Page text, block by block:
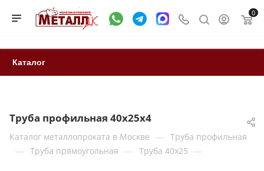
0
Каталог
Труба профильная 40х25х4
Каталог металлопроката в Москве — Труба профильная
— Труба прямоугольная — Труба 40x25 —